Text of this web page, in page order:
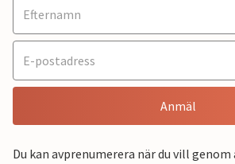
Anmäl
Du kan avprenumerera när du vill